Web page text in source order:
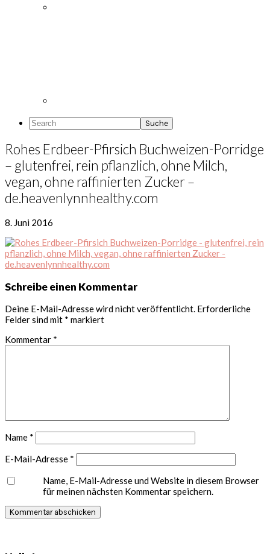
Search
Rohes Erdbeer-Pfirsich Buchweizen-Porridge
– glutenfrei, rein pflanzlich, ohne Milch,
vegan, ohne raffinierten Zucker –
de.heavenlynnhealthy.com
8. Juni 2016
Leser-
Interaktionen
Schreibe einen Kommentar
Deine E-Mail-Adresse wird nicht veröffentlicht. Erforderliche
Felder sind mit * markiert
Kommentar *
Name *
E-Mail-Adresse *
Name, E-Mail-Adresse und Website in diesem Browser
für meinen nächsten Kommentar speichern.